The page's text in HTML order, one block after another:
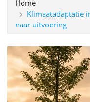
Home
Klimaatadaptatie
naar uitvoering